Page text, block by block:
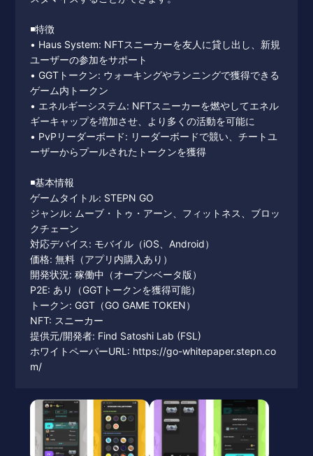
◾️特徴
• Haus System: NFTスニーカーを友人に貸し出し、新規
ユーザーの参加をサポート
• GGTトークン: ウォーキングやランニングで獲得できる
ゲーム内トークン
• エネルギーシステム: NFTスニーカーを燃やしてエネル
ギーキャップを増加させ、より多くの活動を可能に
• PvPリーダーボード: リーダーボードで競い、チートユ
ーザーからプールされたトークンを獲得
◾️基本情報
ゲームタイトル: STEPN GO
ジャンル: ムーブ・トゥ・アーン、フィットネス、ブロッ
クチェーン
対応デバイス: モバイル（iOS、Android）
価格: 無料（アプリ内購入あり）
開発状況: 稼働中（オープンベータ版）
P2E: あり（GGTトークンを獲得可能）
トークン: GGT（GO GAME TOKEN）
NFT: スニーカー
提供元/開発者: Find Satoshi Lab (FSL)
ホワイトペーパーURL: https://go-whitepaper.stepn.co
m/